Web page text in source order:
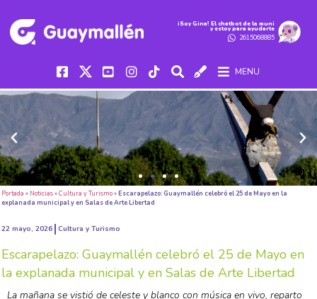
iSoy Gina! El chatbot de la muni
y estoy para ayudarte
2615068885
MENU
Portada » Noticias»Cultura y Turismo»Escarapelazo: Guaymallén celebró el 25 de Mayo en la
explanada municipal y en Salas de Arte Libertad
22 mayo, 2026 Cultura y Turismo
Escarapelazo: Guaymallén celebró el 25 de Mayo en
la explanada municipal y en Salas de Arte Libertad
La mañana se vistió de celeste y blanco con música en vivo, reparto